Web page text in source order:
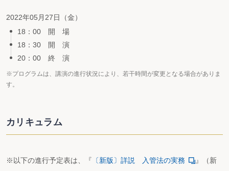
2022年05月27日（金）
18：00 開 場
18：30 開 演
20：00 終 演
※プログラムは、講演の進行状況により、若干時間が変更となる場合がありま
す。
カリキュラム
※以下の進行予定表は、『 〔新版〕詳説 入管法の実務
』（新